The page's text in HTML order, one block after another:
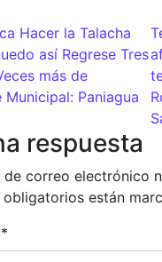
de
Hacer la Talacha
así Regrese Tres
más de
Municipal: Paniagua
respuesta
de correo electrónico
obligatorios están
*